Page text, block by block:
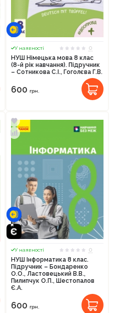
У наявності
0
НУШ Німецька мова 8 клас
(8-й рік навчання). Підручник
– Сотникова С.І., Гоголєва Г.В.
600 грн.
У наявності
0
НУШ Інформатика 8 клас.
Підручник – Бондаренко
О.О., Ластовецький В.В.,
Пилипчук О.П., Шестопалов
Є.А.
600 грн.